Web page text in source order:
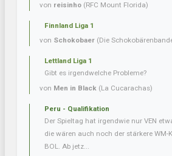
von reisinho (RFC Mount Florida)
Finnland Liga 1
von Schokobaer (Die
Lettland Liga 1
Gibt es irgendwelche Probleme?
von Men in Black (La Cucarachas)
Peru - Qualifikation
Der Spieltag hat irgendwie nur VEN
die wären auch noch der stärkere WM-
BOL. Ab jetz...